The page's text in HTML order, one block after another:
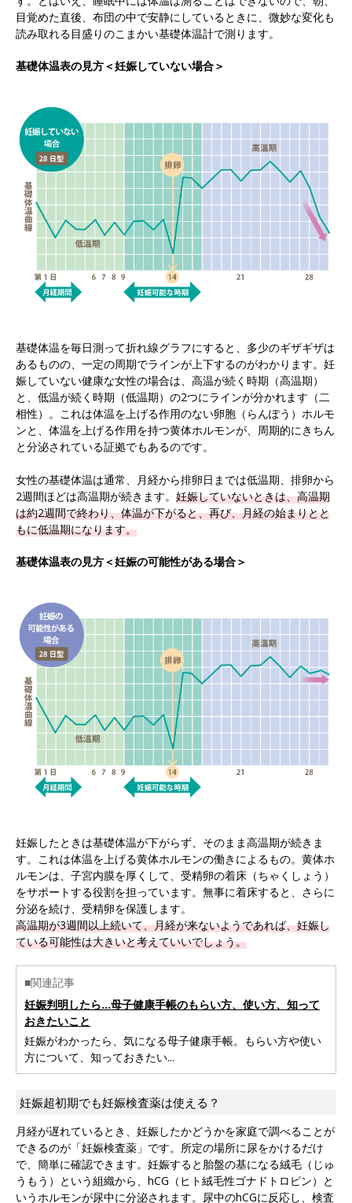
目覚めた直後、布団の中で安静にしているときに、微妙な変化も
読み取れる目盛りのこまかい基礎体温計で測ります。
基礎体温表の見方＜妊娠していない場合＞
基礎体温を毎日測って折れ線グラフにすると、多少のギザギザは
あるものの、一定の周期でラインが上下するのがわかります。妊
娠していない健康な女性の場合は、高温が続く時期（高温期）
と、低温が続く時期（低温期）の2つにラインが分かれます（二
相性）。これは体温を上げる作用のない卵胞（らんぽう）ホルモ
ンと、体温を上げる作用を持つ黄体ホルモンが、周期的にきちん
と分泌されている証拠でもあるのです。
女性の基礎体温は通常、月経から排卵日までは低温期、排卵から
2週間ほどは高温期が続きます。 妊娠していないときは、高温期
は約2週間で終わり、体温が下がると、再び、月経の始まりとと
もに低温期になります。
基礎体温表の見方＜妊娠の可能性がある場合＞
妊娠したときは基礎体温が下がらず、そのまま高温期が続きま
す。これは体温を上げる黄体ホルモンの働きによるもの。黄体ホ
ルモンは、子宮内膜を厚くして、受精卵の着床（ちゃくしょう）
をサポートする役割を担っています。無事に着床すると、さらに
分泌を続け、受精卵を保護します。
高温期が3週間以上続いて、月経が来ないようであれば、妊娠し
ている可能性は大きいと考えていいでしょう。
■関連記事
妊娠判明したら…母子健康手帳のもらい方、使い方、知って
おきたいこと
妊娠がわかったら、気になる母子健康手帳。もらい方や使い
方について、知っておきたい...
妊娠超初期でも妊娠検査薬は使える？
月経が遅れているとき、妊娠したかどうかを家庭で調べることが
できるのが「妊娠検査薬」です。所定の場所に尿をかけるだけ
で、簡単に確認できます。妊娠すると胎盤の基になる絨毛（じゅ
うもう）という組織から、hCG（ヒト絨毛性ゴナドトロピン）と
いうホルモンが尿中に分泌されます。尿中のhCGに反応し、検査